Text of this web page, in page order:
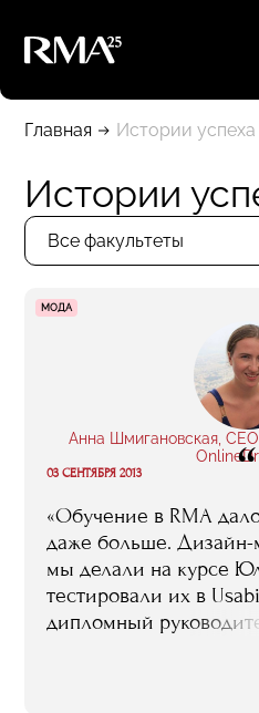
Главная Истории успеха
Истории
Все факультеты
МОДА
Анна Шмигановская,
“
03 СЕНТЯБРЯ 2013
«Обучение в RMA
даже больше.
мы делали на курсе
тестировали их в
дипломный